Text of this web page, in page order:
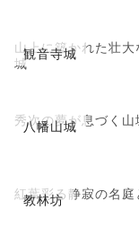
観音寺城
山上に築かれた壮
城
八幡山城
秀次の夢が息づく山
教林坊
紅葉彩る静寂の名庭